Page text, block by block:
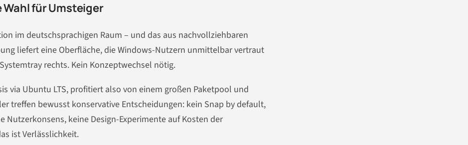
für Umsteiger
im deutschsprachigen Raum – und das aus nachvollziehbaren
liefert eine Oberfläche, die Windows-Nutzern unmittelbar vertraut
rechts. Kein Konzeptwechsel nötig.
via Ubuntu LTS, profitiert also von einem großen Paketpool und
treffen bewusst konservative Entscheidungen: kein Snap by default,
Nutzerkonsens, keine Design-Experimente auf Kosten der
ist Verlässlichkeit.